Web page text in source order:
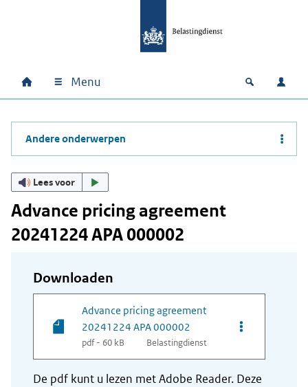
Hoofdnavigatie
Home Menu Open
Andere onderwerpen
Lees voor
Advance pricing agreement
20241224 APA 000002
Downloaden
Advance pricing agreement
20241224 APA 000002
pdf - 60 kB Belastingdienst
Opties van
De pdf kunt u lezen met Adobe Reader. Deze